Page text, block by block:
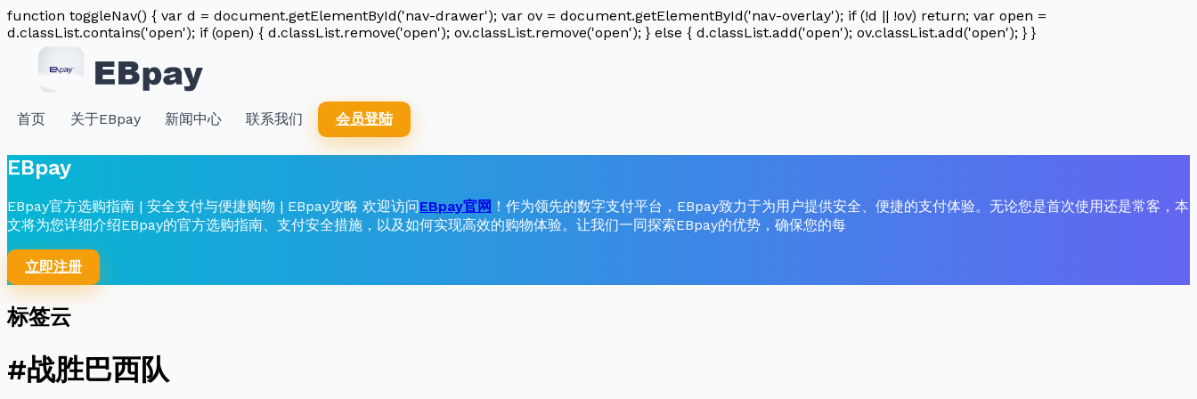
function toggleNav() { var d = document.getElementById('nav-drawer'); var ov = document.getElementById('nav-overlay'); if (!d || !ov) return; var open =
d.classList.contains('open'); if (open) { d.classList.remove('open'); ov.classList.remove('open'); } else { d.classList.add('open'); ov.classList.add('open'); } }
首页 关于EBpay 新闻中心 联系我们 会员登陆
EBpay
EBpay官方选购指南 | 安全支付与便捷购物 | EBpay攻略 欢迎访问EBpay官网 ！作为领先的数字支付平台，EBpay致力于为用户提供安全、便捷的支付体验。无论您是首次使用还是常客，本
文将为您详细介绍EBpay的官方选购指南、支付安全措施，以及如何实现高效的购物体验。让我们一同探索EBpay的优势，确保您的每
立即注册
标签云
#战胜巴西队